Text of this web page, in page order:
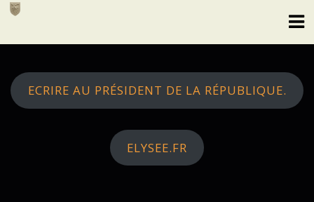
Skip
ECRIRE AU PRÉSIDENT DE LA RÉPUBLIQUE.
ELYSEE.FR